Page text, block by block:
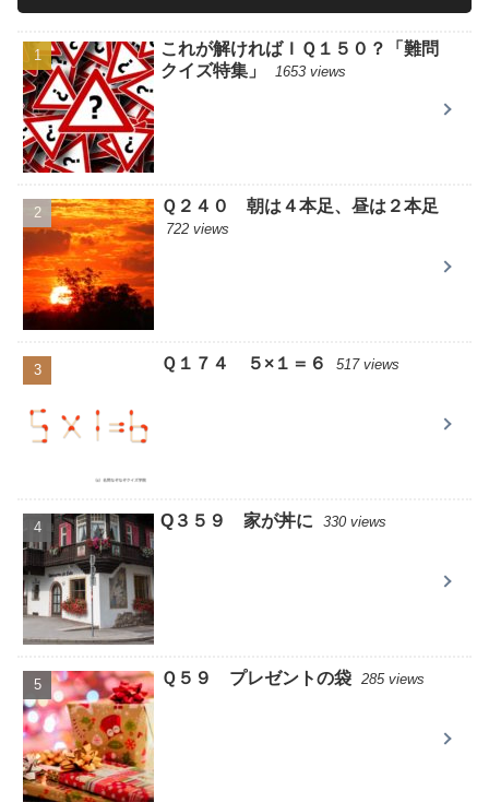
これが解ければＩＱ１５０？「難問
クイズ特集」
1653 views
Ｑ２４０ 朝は４本足、昼は２本足
722 views
Ｑ１７４ ５×１＝６ 517 views
Q３５９ 家が丼に 330 views
Ｑ５９ プレゼントの袋 285 views